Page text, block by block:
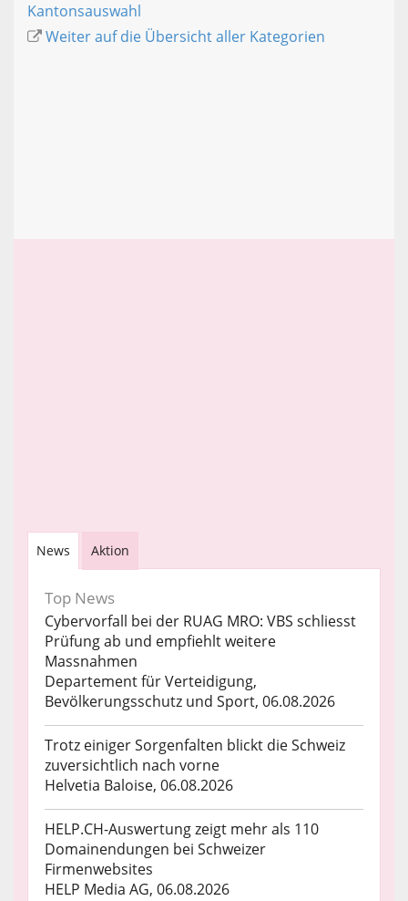
Kantonsauswahl
Weiter auf die Übersicht aller Kategorien
News Aktion
Top News
Cybervorfall bei der RUAG MRO: VBS schliesst
Prüfung ab und empfiehlt weitere
Massnahmen
Departement für Verteidigung,
Bevölkerungsschutz und Sport, 06.08.2026
Trotz einiger Sorgenfalten blickt die Schweiz
zuversichtlich nach vorne
Helvetia Baloise, 06.08.2026
HELP.CH-Auswertung zeigt mehr als 110
Domainendungen bei Schweizer
Firmenwebsites
HELP Media AG, 06.08.2026